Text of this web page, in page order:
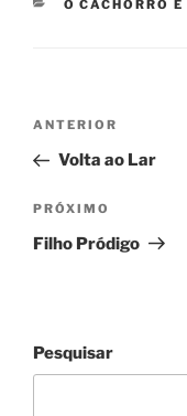
CATEGORIAS
O CACHORRO E
Navegação
Post
Post
anterior
ANTERIOR
Volta ao Lar
Próximo
post
PRÓXIMO
Filho Pródigo
Pesquisar